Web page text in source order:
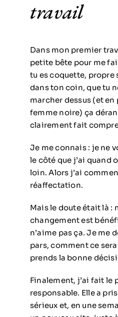
travail
Dans mon premier
petite bête pour me
tu es coquette, propre
dans ton coin, que tu
marcher dessus (et en
femme noire) ça
clairement fait
Je me connais : je ne
le côté que j’ai quand
loin. Alors j’ai
réaffectation.
Mais le doute était là :
changement est
n’aime pas ça. Je me
pars, comment ce
prends la bonne
Finalement, j’ai fait le
responsable. Elle a
sérieux et, en une